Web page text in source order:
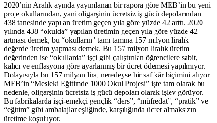
2020’nin Aralık ayında yayımlanan bir rapora göre MEB’in bu yeni
proje okullarından, yani oligarşinin ücretsiz iş gücü depolarından
438 tanesinde yapılan üretim geçen yıla göre yüzde 42 arttı. 2020
yılında 438 “okulda” yapılan üretimin geçen yıla göre yüzde 42
artması demek, bu “okulların” tamı tamına 157 milyon liralık
değerde üretim yapması demek. Bu 157 milyon liralık üretim
değerinden ise “okullarda” işçi gibi çalıştırılan öğrencilere sabit,
kalıcı ve enflasyona göre ayarlanmış bir ücret ödemesi yapılmıyor.
Dolayısıyla bu 157 milyon lira, neredeyse bir saf kâr biçimini alıyor.
MEB’in “Mesleki Eğitimde 1000 Okul Projesi” işte tam olarak bu
nedenle, oligarşinin ücretsiz iş gücü depoları olarak işlev görüyor.
Bu fabrikalarda işçi-emekçi gençlik “ders”, “müfredat”, “pratik” ve
“eğitim” gibi ambalajlar eşliğinde, karşılığında ücret almaksızın
üretime koşuluyor.